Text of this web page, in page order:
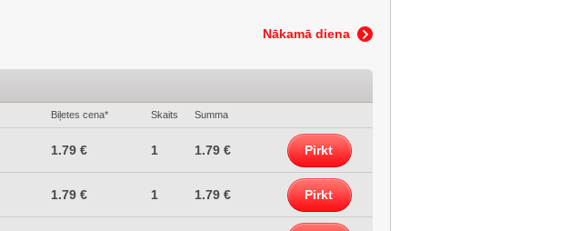
Nākamā diena
Biļetes cena* Skaits Summa
1.79 € 1 1.79 € Pirkt
1.79 € 1 1.79 € Pirkt